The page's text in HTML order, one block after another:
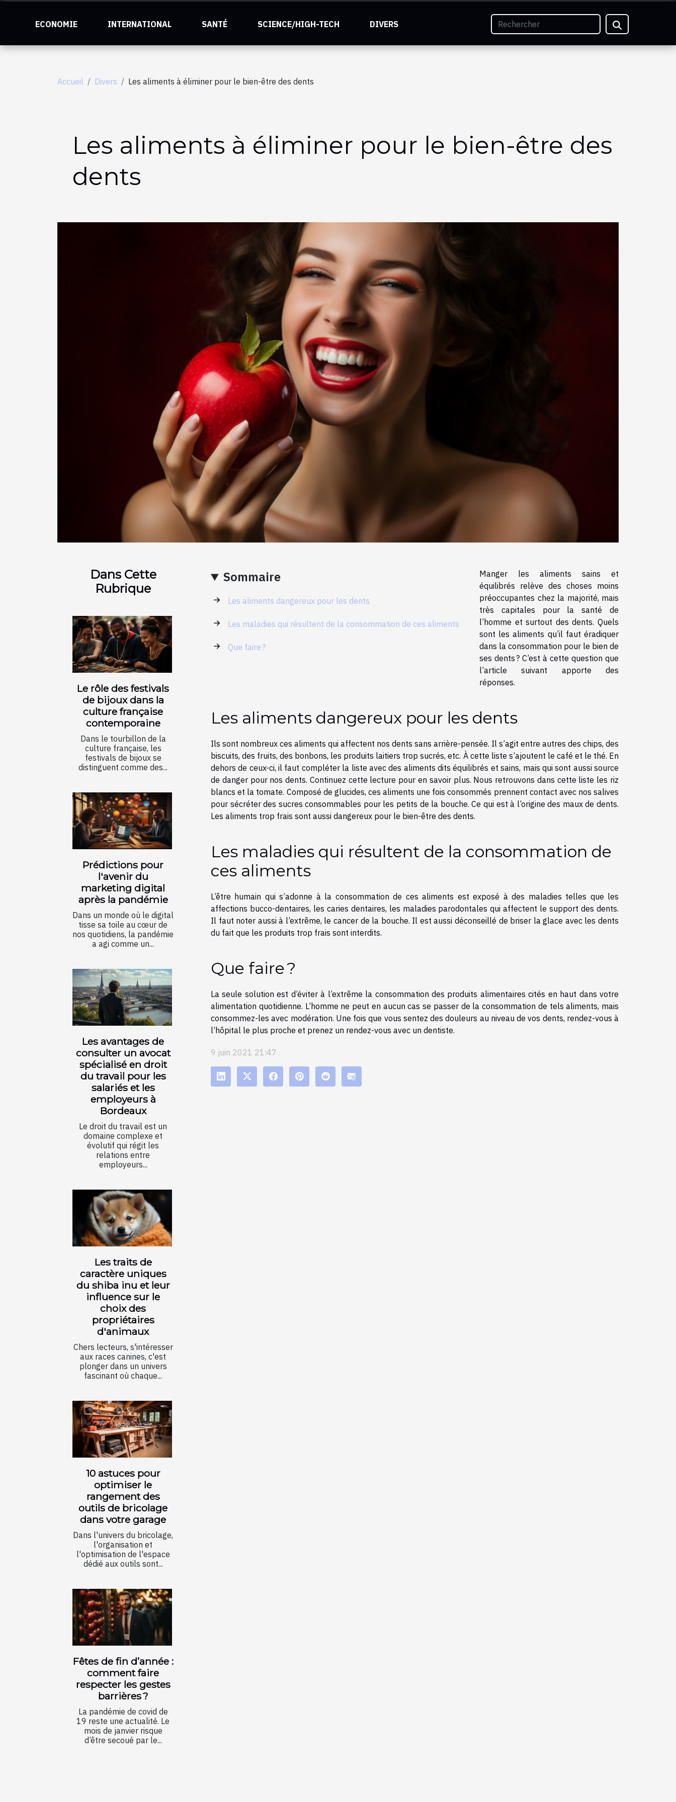
ECONOMIE INTERNATIONAL SANTÉ SCIENCE/HIGH-TECH DIVERS
Accueil Divers Les aliments à éliminer pour le bien-être des dents
Les aliments à éliminer pour le bien-être des
dents
Dans Cette
Rubrique
Le rôle des festivals
de bijoux dans la
culture française
contemporaine
Dans le tourbillon de la
culture française, les
festivals de bijoux se
distinguent comme des...
Prédictions pour
l'avenir du
marketing digital
après la pandémie
Dans un monde où le digital
tisse sa toile au cœur de
nos quotidiens, la pandémie
a agi comme un...
Les avantages de
consulter un avocat
spécialisé en droit
du travail pour les
salariés et les
employeurs à
Bordeaux
Le droit du travail est un
domaine complexe et
évolutif qui régit les
relations entre
employeurs...
Les traits de
caractère uniques
du shiba inu et leur
influence sur le
choix des
propriétaires
d'animaux
Chers lecteurs, s'intéresser
aux races canines, c'est
plonger dans un univers
fascinant où chaque...
10 astuces pour
optimiser le
rangement des
outils de bricolage
dans votre garage
Dans l'univers du bricolage,
l'organisation et
l'optimisation de l'espace
dédié aux outils sont...
Fêtes de fin d’année :
comment faire
respecter les gestes
barrières ?
La pandémie de covid de
19 reste une actualité. Le
mois de janvier risque
d’être secoué par le...
Sommaire
Les aliments dangereux pour les dents
Les maladies qui résultent de la consommation de ces aliments
Que faire ?
Manger les aliments sains et
équilibrés relève des choses moins
préoccupantes chez la majorité, mais
très capitales pour la santé de
l’homme et surtout des dents. Quels
sont les aliments qu’il faut éradiquer
dans la consommation pour le bien de
ses dents ? C’est à cette question que
l’article suivant apporte des
réponses.
Les aliments dangereux pour les dents
Ils sont nombreux ces aliments qui affectent nos dents sans arrière-pensée. Il s’agit entre autres des chips, des
biscuits, des fruits, des bonbons, les produits laitiers trop sucrés, etc. À cette liste s’ajoutent le café et le thé. En
dehors de ceux-ci, il faut compléter la liste avec des aliments dits équilibrés et sains, mais qui sont aussi source
de danger pour nos dents. Continuez cette lecture pour en savoir plus. Nous retrouvons dans cette liste les riz
blancs et la tomate. Composé de glucides, ces aliments une fois consommés prennent contact avec nos salives
pour sécréter des sucres consommables pour les petits de la bouche. Ce qui est à l’origine des maux de dents.
Les aliments trop frais sont aussi dangereux pour le bien-être des dents.
Les maladies qui résultent de la consommation de
ces aliments
L’être humain qui s’adonne à la consommation de ces aliments est exposé à des maladies telles que les
affections bucco-dentaires, les caries dentaires, les maladies parodontales qui affectent le support des dents.
Il faut noter aussi à l’extrême, le cancer de la bouche. Il est aussi déconseillé de briser la glace avec les dents
du fait que les produits trop frais sont interdits.
Que faire ?
La seule solution est d’éviter à l’extrême la consommation des produits alimentaires cités en haut dans votre
alimentation quotidienne. L’homme ne peut en aucun cas se passer de la consommation de tels aliments, mais
consommez-les avec modération. Une fois que vous sentez des douleurs au niveau de vos dents, rendez-vous à
l’hôpital le plus proche et prenez un rendez-vous avec un dentiste.
9 juin 2021 21:47